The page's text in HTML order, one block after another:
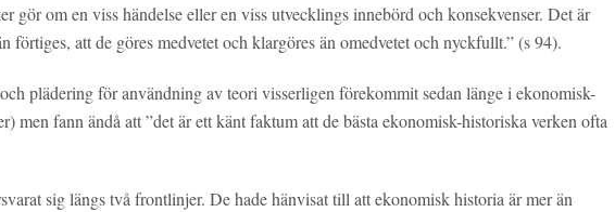
gör om en viss händelse eller en viss utvecklings innebörd och konsekvenser. Det är
förtiges, att de göres medvetet och klargöres än omedvetet och nyckfullt.” (s 94).
plädering för användning av teori visserligen förekommit sedan länge i ekonomisk-
men fann ändå att ”det är ett känt faktum att de bästa ekonomisk-historiska verken ofta
sig längs två frontlinjer. De hade hänvisat till att ekonomisk historia är mer än